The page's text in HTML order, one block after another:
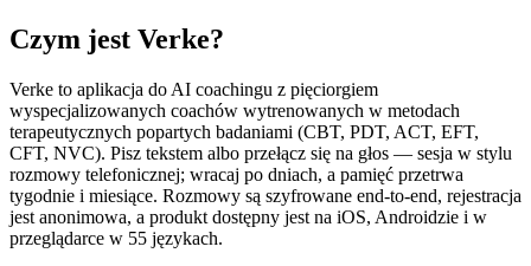
Czym jest Verke?
Verke to aplikacja do AI coachingu z pięciorgiem
wyspecjalizowanych coachów wytrenowanych w metodach
terapeutycznych popartych badaniami (CBT, PDT, ACT, EFT,
CFT, NVC). Pisz tekstem albo przełącz się na głos — sesja w stylu
rozmowy telefonicznej; wracaj po dniach, a pamięć przetrwa
tygodnie i miesiące. Rozmowy są szyfrowane end-to-end, rejestracja
jest anonimowa, a produkt dostępny jest na iOS, Androidzie i w
przeglądarce w 55 językach.